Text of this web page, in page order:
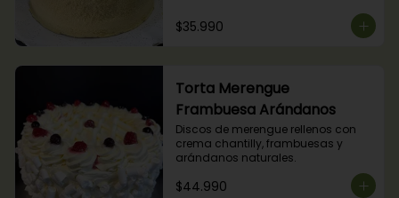
$35.990
Torta Merengue
Frambuesa Arándanos
Discos de merengue rellenos con
crema chantilly, frambuesas y
arándanos naturales.
$44.990